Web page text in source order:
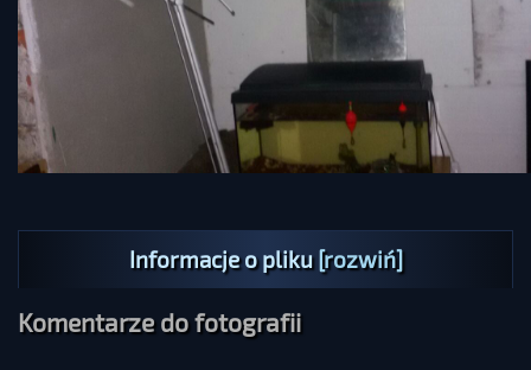
Informacje o pliku[rozwiń]
Komentarze do fotografii